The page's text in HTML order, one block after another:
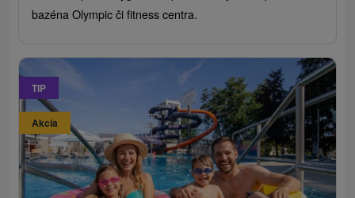
bazéna Olympic či fitness centra.
TIP
Akcia